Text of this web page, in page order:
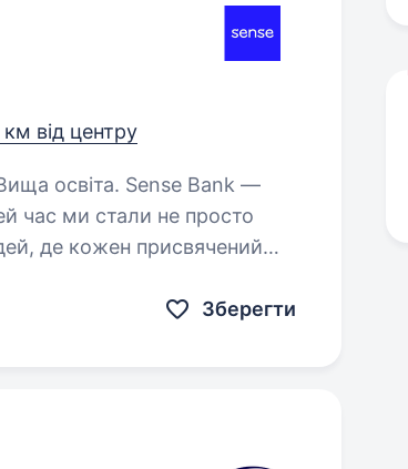
км від центру
Sense Bank —
час ми стали не просто
де кожен присвячений
Зберегти